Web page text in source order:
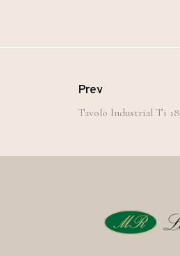
Prev
Tavolo Industrial Ti 18